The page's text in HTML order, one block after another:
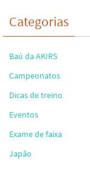
Categorias
Baú da AKIRS
Campeonatos
Dicas de treino
Eventos
Exame de faixa
Japão